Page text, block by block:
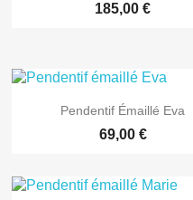
185,00 €
 Aperçu rapide
Pendentif Émaillé Eva
69,00 €